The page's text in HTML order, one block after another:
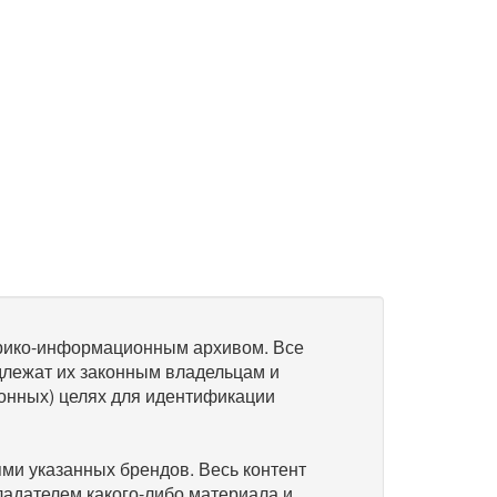
информационным архивом. Все
их законным владельцам и
целях для идентификации
указанных брендов. Весь контент